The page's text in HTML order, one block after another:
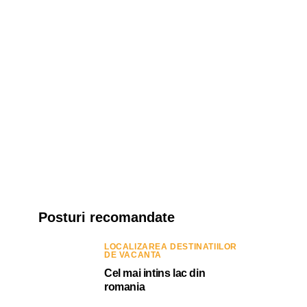
Posturi recomandate
LOCALIZAREA DESTINATIILOR
DE VACANTA
Cel mai intins lac din
romania